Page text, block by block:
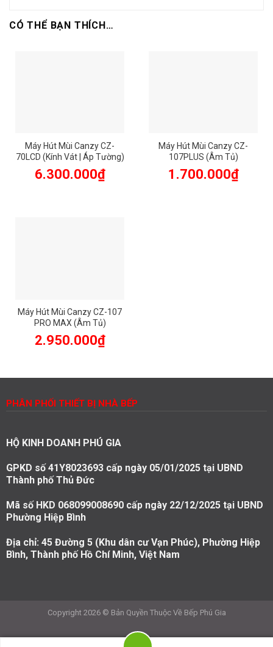
CÓ THỂ BẠN THÍCH…
Máy Hút Mùi Canzy CZ-
70LCD (Kính Vát | Áp Tường)
6.300.000₫
Máy Hút Mùi Canzy CZ-
107PLUS (Âm Tủ)
1.700.000₫
Máy Hút Mùi Canzy CZ-107
PRO MAX (Âm Tủ)
2.950.000₫
PHÂN PHỐI THIẾT BỊ NHÀ BẾP
HỘ KINH DOANH PHÚ GIA
GPKD số 41Y8023693 cấp ngày 05/01/2025 tại UBND
Thành phố Thủ Đức
Mã số HKD 068099008690 cấp ngày 22/12/2025 tại UBND
Phường Hiệp Bình
Địa chỉ: 45 Đường 5 (Khu dân cư Vạn Phúc), Phường Hiệp
Bình, Thành phố Hồ Chí Minh, Việt Nam
Copyright 2026 © Bản Quyền Thuộc Về Bếp Phú Gia